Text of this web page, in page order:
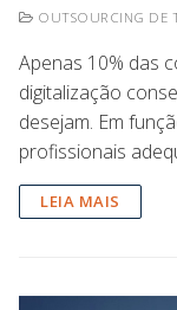
OUTSOURCING DE
Apenas 10% das
digitalização
desejam. Em
profissionais
LEIA MAIS